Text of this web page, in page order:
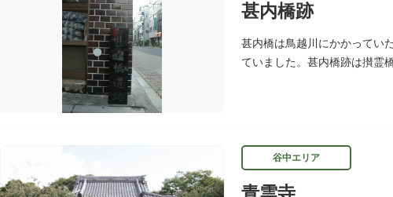
甚内橋跡
甚内橋は鳥越川にかかってい
ていました。甚内橋跡は攅霊
谷中エリア
青雲寺